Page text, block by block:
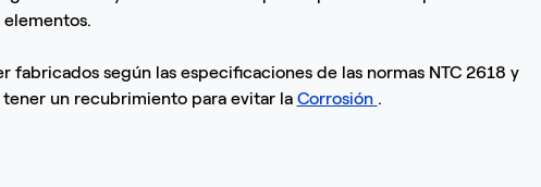
fabricados según las especificaciones de las normas NTC 2618 y
tener un recubrimiento para evitar la Corrosión .